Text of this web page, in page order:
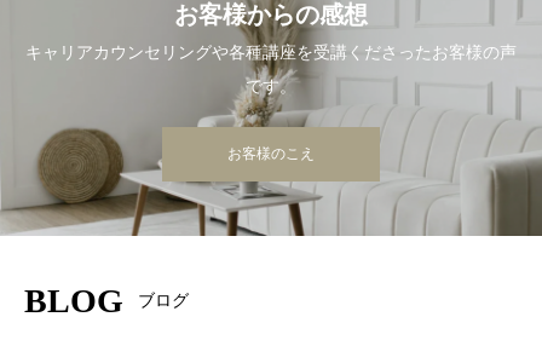
お客様からの感想
キャリアカウンセリングや各種講座を受講くださったお客様の声
です。
お客様のこえ
BLOG ブログ